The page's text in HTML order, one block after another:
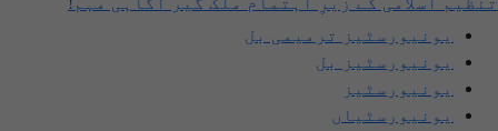
یونیورسٹیز ترمیمی بل
یونیورسٹیز بل
یونیورسٹیز
یونیورسٹیاں